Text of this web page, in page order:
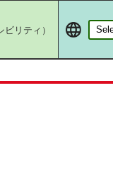
リティ）